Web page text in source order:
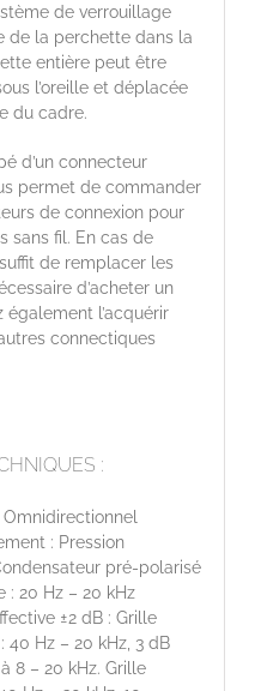
de verrouillage
de la perchette dans la
entière peut être
l’oreille et déplacée
du cadre.
d’un connecteur
permet de commander
de connexion pour
sans fil. En cas de
de remplacer les
d’acheter un
également l’acquérir
connectiques
:
: Pression
pré-polarisé
: 20 Hz – 20 kHz
±2 dB : Grille
40 Hz – 20 kHz, 3 dB
8 – 20 kHz. Grille